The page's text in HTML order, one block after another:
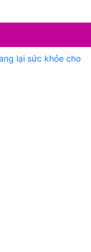
lại sức khỏe cho